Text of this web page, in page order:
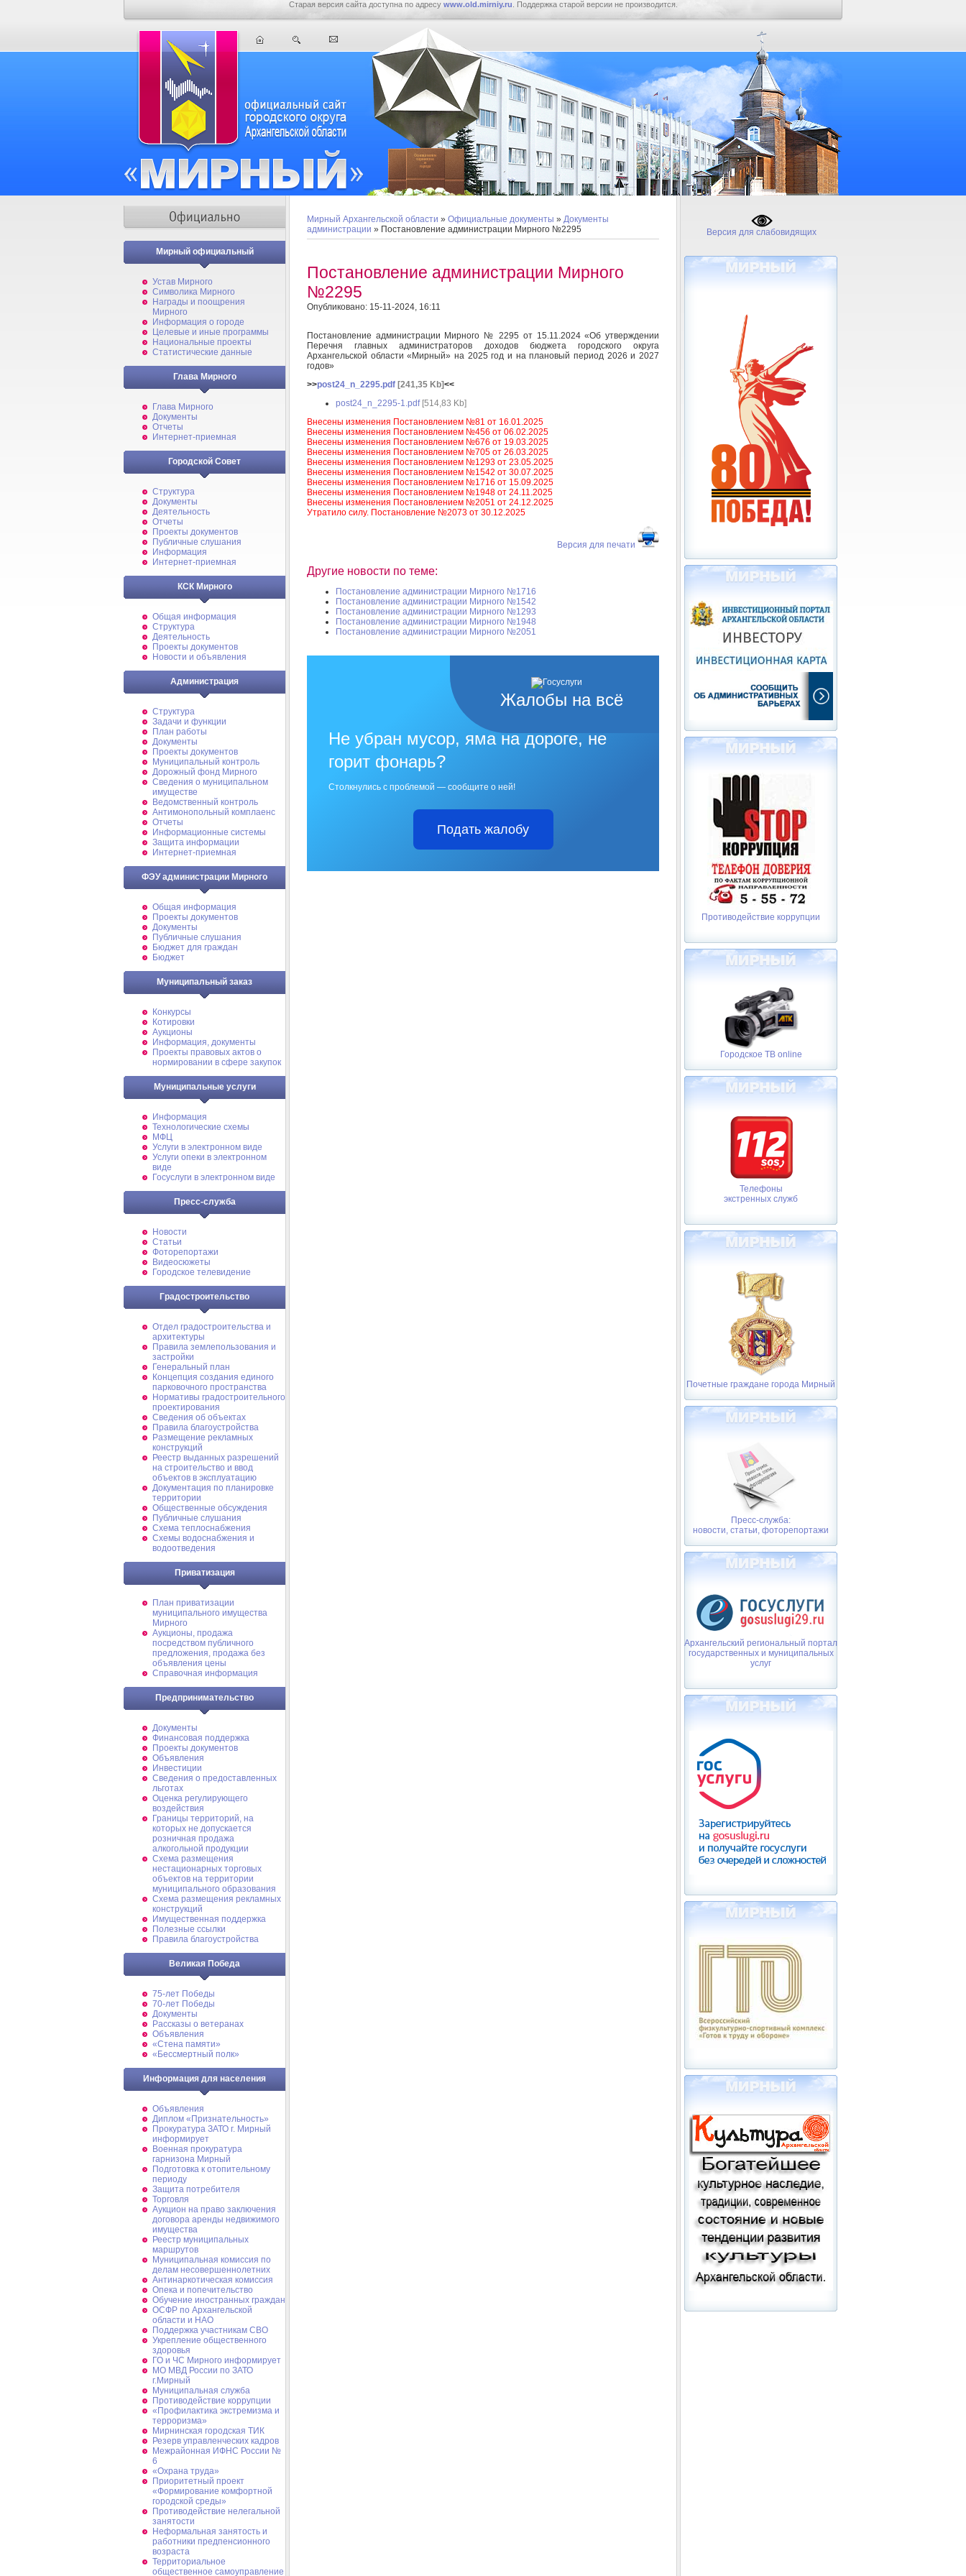
Старая версия сайта доступна по адресу www.old.mirniy.ru . Поддержка старой версии не производится.
Мирный официальный
Устав Мирного
Символика Мирного
Награды и поощрения
Мирного
Информация о городе
Целевые и иные программы
Национальные проекты
Статистические данные
Глава Мирного
Глава Мирного
Документы
Отчеты
Интернет-приемная
Городской Совет
Структура
Документы
Деятельность
Отчеты
Проекты документов
Публичные слушания
Информация
Интернет-приемная
КСК Мирного
Общая информация
Структура
Деятельность
Проекты документов
Новости и объявления
Администрация
Структура
Задачи и функции
План работы
Документы
Проекты документов
Муниципальный контроль
Дорожный фонд Мирного
Cведения о муниципальном
имуществе
Ведомственный контроль
Антимонопольный комплаенс
Отчеты
Информационные системы
Защита информации
Интернет-приемная
ФЭУ администрации Мирного
Общая информация
Проекты документов
Документы
Публичные слушания
Бюджет для граждан
Бюджет
Муниципальный заказ
Конкурсы
Котировки
Аукционы
Информация, документы
Проекты правовых актов о
нормировании в сфере закупок
Муниципальные услуги
Информация
Технологические схемы
МФЦ
Услуги в электронном виде
Услуги опеки в электронном
виде
Госуслуги в электронном виде
Пресс-служба
Новости
Статьи
Фоторепортажи
Видеосюжеты
Городское телевидение
Градостроительство
Отдел градостроительства и
архитектуры
Правила землепользования и
застройки
Генеральный план
Концепция создания единого
парковочного пространства
Нормативы градостроительного
проектирования
Сведения об объектах
Правила благоустройства
Размещение рекламных
конструкций
Реестр выданных разрешений
на строительство и ввод
объектов в эксплуатацию
Документация по планировке
территории
Общественные обсуждения
Публичные слушания
Схема теплоснабжения
Схемы водоснабжения и
водоотведения
Приватизация
План приватизации
муниципального имущества
Мирного
Аукционы, продажа
посредством публичного
предложения, продажа без
объявления цены
Справочная информация
Предпринимательство
Документы
Финансовая поддержка
Проекты документов
Объявления
Инвестиции
Сведения о предоставленных
льготах
Оценка регулирующего
воздействия
Границы территорий, на
которых не допускается
розничная продажа
алкогольной продукции
Схема размещения
нестационарных торговых
объектов на территории
муниципального образования
Схема размещения рекламных
конструкций
Имущественная поддержка
Полезные ссылки
Правила благоустройства
Великая Победа
75-лет Победы
70-лет Победы
Документы
Рассказы о ветеранах
Объявления
«Стена памяти»
«Бессмертный полк»
Информация для населения
Объявления
Диплом «Признательность»
Прокуратура ЗАТО г. Мирный
информирует
Военная прокуратура
гарнизона Мирный
Подготовка к отопительному
периоду
Защита потребителя
Торговля
Аукцион на право заключения
договора аренды недвижимого
имущества
Реестр муниципальных
маршрутов
Муниципальная комиссия по
делам несовершеннолетних
Антинаркотическая комиссия
Опека и попечительство
Обучение иностранных граждан
ОСФР по Архангельской
области и НАО
Поддержка участникам СВО
Укрепление общественного
здоровья
ГО и ЧС Мирного информирует
МО МВД России по ЗАТО
г.Мирный
Муниципальная cлужба
Противодействие коррупции
«Профилактика экстремизма и
терроризма»
Мирнинская городская ТИК
Резерв управленческих кадров
Межрайонная ИФНС России №
6
«Охрана труда»
Приоритетный проект
«Формирование комфортной
городской среды»
Противодействие нелегальной
занятости
Неформальная занятость и
работники предпенсионного
возраста
Территориальное
общественное самоуправление
Мирный Архангельской области » Официальные документы » Документы
администрации » Постановление администрации Мирного №2295
Постановление администрации Мирного
№2295
Опубликовано: 15-11-2024, 16:11
Постановление администрации Мирного № 2295 от 15.11.2024 «Об утверждении
Перечня главных администраторов доходов бюджета городского округа
Архангельской области «Мирный» на 2025 год и на плановый период 2026 и 2027
годов»
>>post24_n_2295.pdf [241,35 Kb]<<
post24_n_2295-1.pdf[514,83 Kb]
Внесены изменения Постановлением №81 от 16.01.2025
Внесены изменения Постановлением №456 от 06.02.2025
Внесены изменения Постановлением №676 от 19.03.2025
Внесены изменения Постановлением №705 от 26.03.2025
Внесены изменения Постановлением №1293 от 23.05.2025
Внесены изменения Постановлением №1542 от 30.07.2025
Внесены изменения Постановлением №1716 от 15.09.2025
Внесены изменения Постановлением №1948 от 24.11.2025
Внесены изменения Постановлением №2051 от 24.12.2025
Утратило силу. Постановление №2073 от 30.12.2025
Версия для печати
Другие новости по теме:
Постановление администрации Мирного №1716
Постановление администрации Мирного №1542
Постановление администрации Мирного №1293
Постановление администрации Мирного №1948
Постановление администрации Мирного №2051
Жалобы на всё
Не убран мусор, яма на дороге, не
горит фонарь?
Столкнулись с проблемой — сообщите о ней!
Подать жалобу
Версия для слабовидящих
Противодействие коррупции
Городское ТВ online
Телефоны
экстренных служб
Почетные граждане города Мирный
Пресс-служба:
новости, статьи, фоторепортажи
Архангельский региональный портал
государственных и муниципальных
услуг